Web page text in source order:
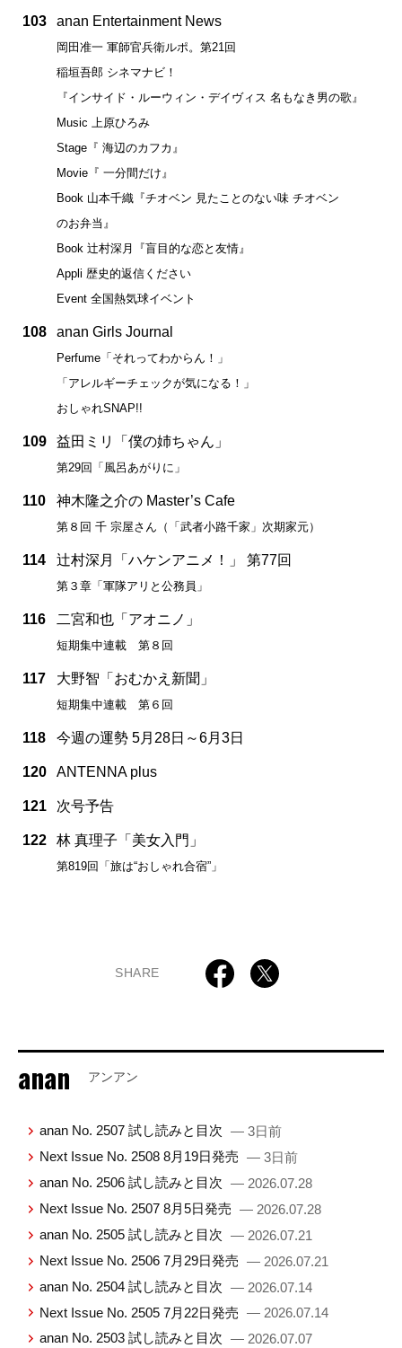
103 anan Entertainment News
岡田准一 軍師官兵衛ルポ。第21回
稲垣吾郎 シネマナビ！
『インサイド・ルーウィン・デイヴィス 名もなき男の歌』
Music 上原ひろみ
Stage『 海辺のカフカ』
Movie『 一分間だけ』
Book 山本千織『チオベン 見たことのない味 チオベン
のお弁当』
Book 辻村深月『盲目的な恋と友情』
Appli 歴史的返信ください
Event 全国熱気球イベント
108 anan Girls Journal
Perfume「それってわからん！」
「アレルギーチェックが気になる！」
おしゃれSNAP!!
109 益田ミリ「僕の姉ちゃん」
第29回「風呂あがりに」
110 神木隆之介の Master’s Cafe
第８回 千 宗屋さん（「武者小路千家」次期家元）
114 辻村深月「ハケンアニメ！」 第77回
第３章「軍隊アリと公務員」
116 二宮和也「アオニノ」
短期集中連載 第８回
117 大野智「おむかえ新聞」
短期集中連載 第６回
118 今週の運勢 5月28日～6月3日
120 ANTENNA plus
121 次号予告
122 林 真理子「美女入門」
第819回「旅は“おしゃれ合宿”」
SHARE
anan アンアン
anan No. 2507 試し読みと目次 — 3日前
Next Issue No. 2508 8月19日発売 — 3日前
anan No. 2506 試し読みと目次 — 2026.07.28
Next Issue No. 2507 8月5日発売 — 2026.07.28
anan No. 2505 試し読みと目次 — 2026.07.21
Next Issue No. 2506 7月29日発売 — 2026.07.21
anan No. 2504 試し読みと目次 — 2026.07.14
Next Issue No. 2505 7月22日発売 — 2026.07.14
anan No. 2503 試し読みと目次 — 2026.07.07